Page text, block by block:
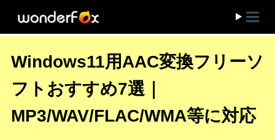
Windows11用AAC変換フリーソ
フトおすすめ7選｜
MP3/WAV/FLAC/WMA等に対応